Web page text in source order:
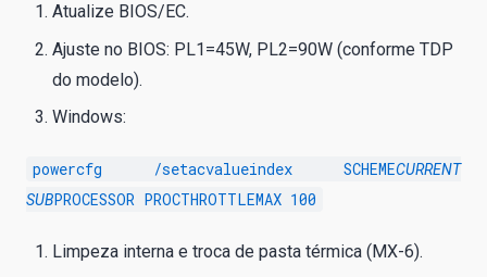
Atualize BIOS/EC.
Ajuste no BIOS: PL1=45W, PL2=90W (conforme TDP
do modelo).
Windows:
powercfg /setacvalueindex SCHEMECURRENT
SUBPROCESSOR PROCTHROTTLEMAX 100
Limpeza interna e troca de pasta térmica (MX-6).